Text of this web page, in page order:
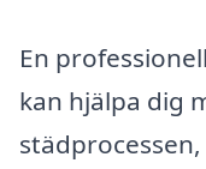
En
kan hjälpa dig